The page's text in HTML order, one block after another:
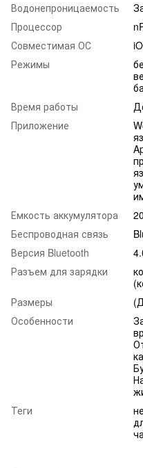
Водонепроницаемость
Процессор
Совместимая ОС
Режимы
Время работы
Приложение
Емкость аккумулятора
Беспроводная связь
Версия Bluetooth
Разъем для зарядки
Размеры
Особенности
Теги